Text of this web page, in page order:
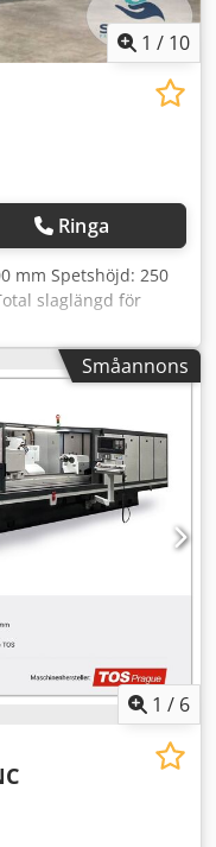
1 / 10
Ringa
mm Spetshöjd: 250
slaglängd för
spindelhastigheter:
MK5 Pinol med kona:
| NAXOS-
grundligt
(se
skick. Vänligen
Småannons
1 / 6